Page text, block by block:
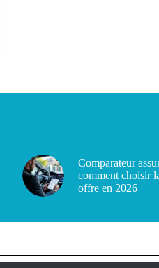
Comparateur
comment choisir
offre en 2026